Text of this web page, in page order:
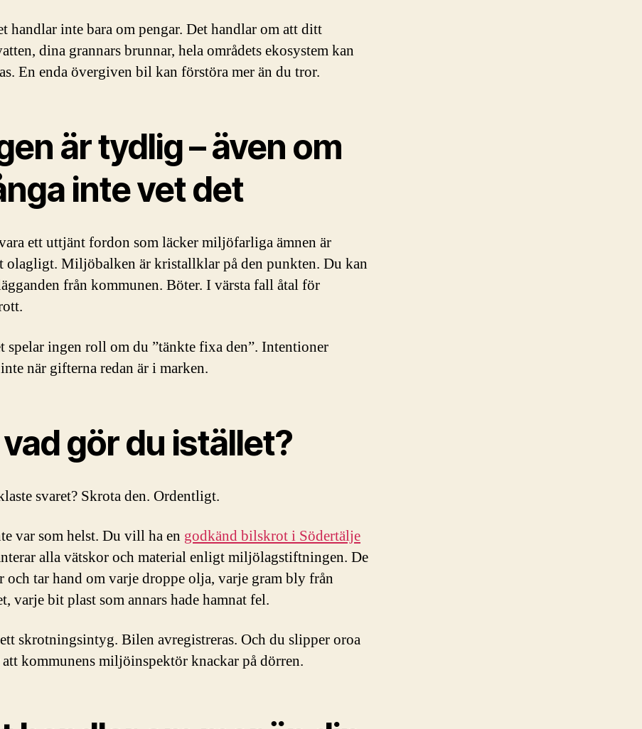
handlar inte bara om pengar. Det handlar om att ditt
dina grannars brunnar, hela områdets ekosystem kan
En enda övergiven bil kan förstöra mer än du tror.
är tydlig – även om
inte vet det
ett uttjänt fordon som läcker miljöfarliga ämnen är
olagligt. Miljöbalken är kristallklar på den punkten. Du kan
från kommunen. Böter. I värsta fall åtal för
spelar ingen roll om du ”tänkte fixa den”. Intentioner
när gifterna redan är i marken.
vad gör du istället?
svaret? Skrota den. Ordentligt.
var som helst. Du vill ha en godkänd bilskrot i Södertälje
alla vätskor och material enligt miljölagstiftningen. De
och tar hand om varje droppe olja, varje gram bly från
varje bit plast som annars hade hamnat fel.
skrotningsintyg. Bilen avregistreras. Och du slipper oroa
kommunens miljöinspektör knackar på dörren.